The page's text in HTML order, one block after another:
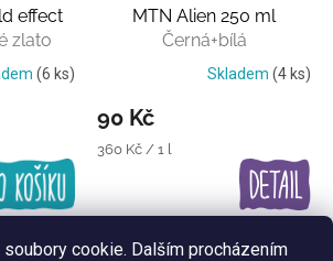
cookie. Dalším procházením
effect
zlato
(6 ks)
MTN Alien 250 ml
Černá+bílá
Skladem (4 ks)
90 Kč
Měrná
360 Kč / 1 l